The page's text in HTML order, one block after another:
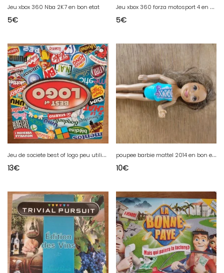
Jeu xbox 360 Nba 2K7 en bon etat
5€
J
eu xbox 360 forza motosport 4 en bon etat
5€
J
eu de societe best of logo peu utilisé
13€
p
oupee barbie mattel 2014 en bon etat
10€